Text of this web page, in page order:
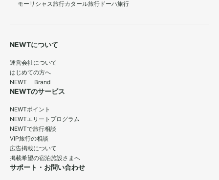
モーリシャス旅行カタール旅行 ドーハ旅行
NEWTについて
運営会社について
はじめての方へ
NEWT Brand
NEWTのサービス
NEWTポイント
NEWTエリートプログラム
NEWTで旅行相談
VIP旅行の相談
広告掲載について
掲載希望の宿泊施設さまへ
サポート・お問い合わせ